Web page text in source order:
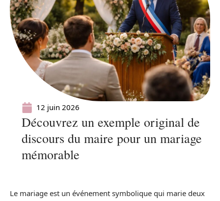
12 juin 2026
Découvrez un exemple original de
discours du maire pour un mariage
mémorable
Le mariage est un événement symbolique qui marie deux